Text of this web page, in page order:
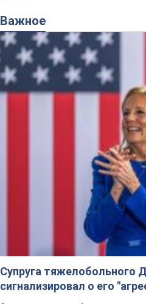
Важное
Супруга тяжелобольного
сигнализировал о его